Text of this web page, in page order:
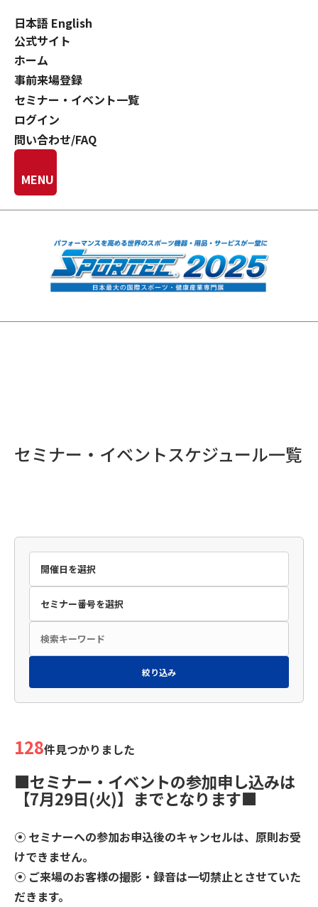
日本語 English
公式サイト
ホーム
事前来場登録
セミナー・イベント一覧
ログイン
問い合わせ/FAQ
MENU
セミナー・イベントスケジュール一覧
絞り込み
128件見つかりました
■セミナー・イベントの参加申し込みは
【7月29日(火)】までとなります■
⦿ セミナーへの参加お申込後のキャンセルは、原則お受
けできません。
⦿ ご来場のお客様の撮影・録音は⼀切禁止とさせていた
だきます。